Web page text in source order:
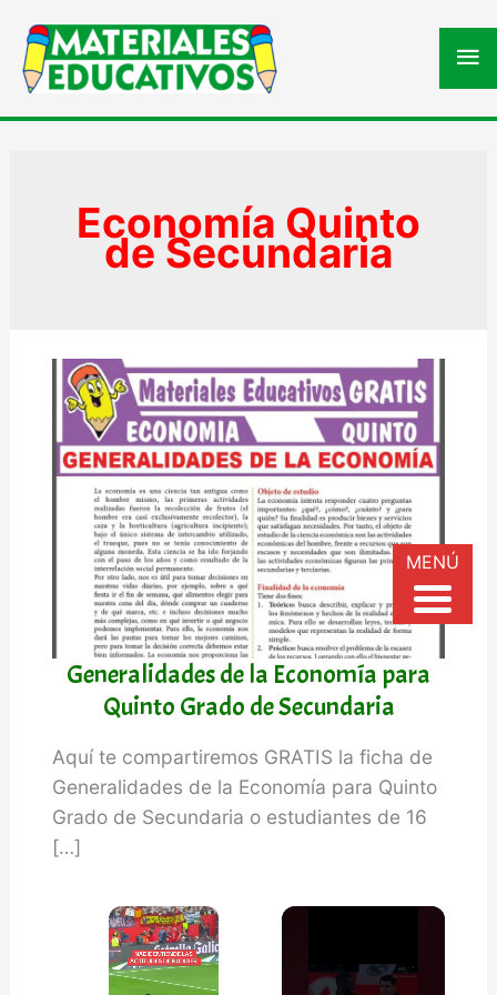
Economía Quinto
de Secundaria
Generalidades de la Economía para
Quinto Grado de Secundaria
Aquí te compartiremos GRATIS la ficha de
Generalidades de la Economía para Quinto
Grado de Secundaria o estudiantes de 16
[…]
×
MENÚ